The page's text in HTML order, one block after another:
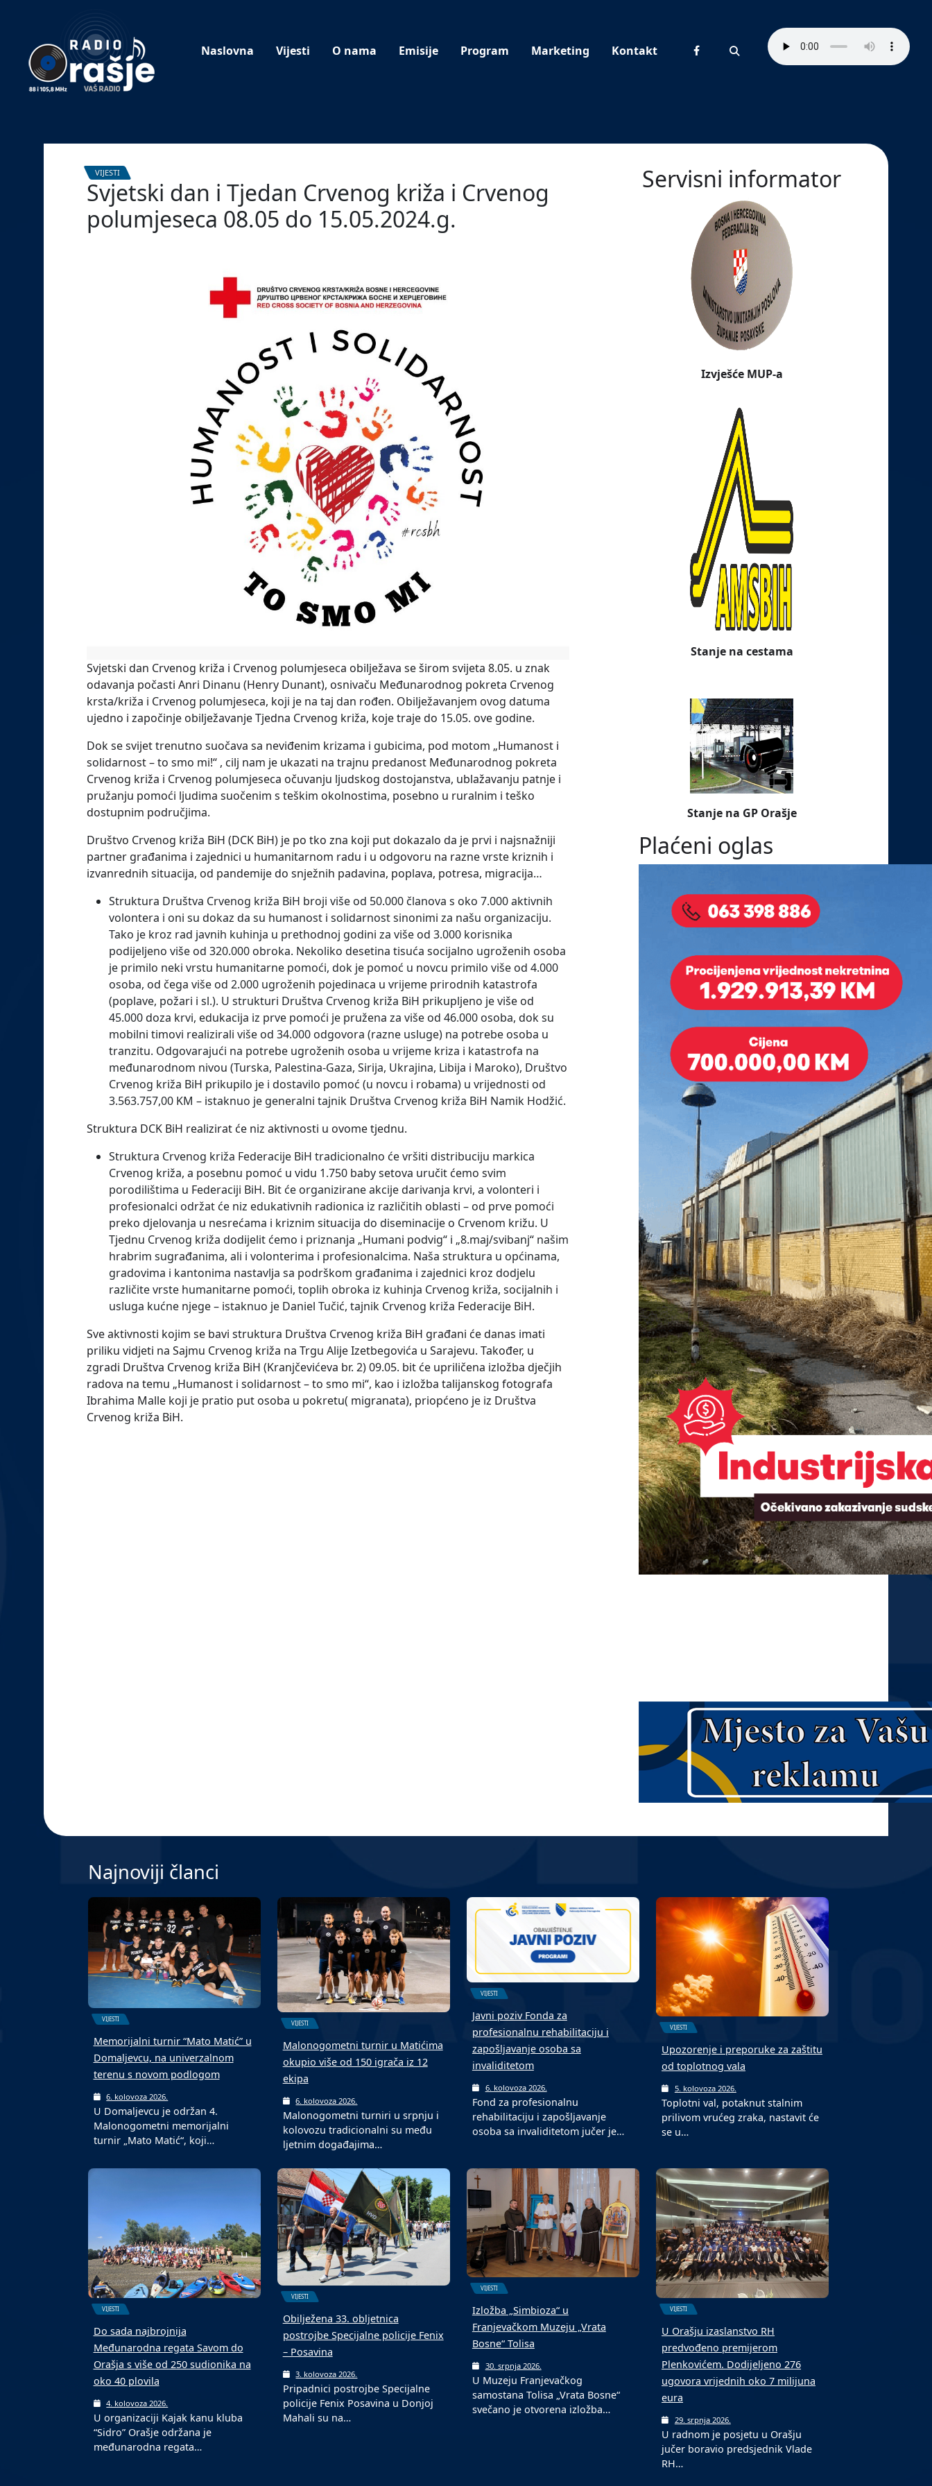
website!
Naslovna Vijesti O nama Emisije Program Marketing Kontakt
VIJESTI
Svjetski dan i Tjedan Crvenog križa i Crvenog
polumjeseca 08.05 do 15.05.2024.g.
Svjetski dan Crvenog križa i Crvenog polumjeseca obilježava se širom svijeta 8.05. u znak
odavanja počasti Anri Dinanu (Henry Dunant), osnivaču Međunarodnog pokreta Crvenog
krsta/križa i Crvenog polumjeseca, koji je na taj dan rođen. Obilježavanjem ovog datuma
ujedno i započinje obilježavanje Tjedna Crvenog križa, koje traje do 15.05. ove godine.
Dok se svijet trenutno suočava sa neviđenim krizama i gubicima, pod motom „Humanost i
solidarnost – to smo mi!“ , cilj nam je ukazati na trajnu predanost Međunarodnog pokreta
Crvenog križa i Crvenog polumjeseca očuvanju ljudskog dostojanstva, ublažavanju patnje i
pružanju pomoći ljudima suočenim s teškim okolnostima, posebno u ruralnim i teško
dostupnim područjima.
Društvo Crvenog križa BiH (DCK BiH) je po tko zna koji put dokazalo da je prvi i najsnažniji
partner građanima i zajednici u humanitarnom radu i u odgovoru na razne vrste kriznih i
izvanrednih situacija, od pandemije do snježnih padavina, poplava, potresa, migracija…
Struktura Društva Crvenog križa BiH broji više od 50.000 članova s oko 7.000 aktivnih
volontera i oni su dokaz da su humanost i solidarnost sinonimi za našu organizaciju.
Tako je kroz rad javnih kuhinja u prethodnoj godini za više od 3.000 korisnika
podijeljeno više od 320.000 obroka. Nekoliko desetina tisuća socijalno ugroženih osoba
je primilo neki vrstu humanitarne pomoći, dok je pomoć u novcu primilo više od 4.000
osoba, od čega više od 2.000 ugroženih pojedinaca u vrijeme prirodnih katastrofa
(poplave, požari i sl.). U strukturi Društva Crvenog križa BiH prikupljeno je više od
45.000 doza krvi, edukacija iz prve pomoći je pružena za više od 46.000 osoba, dok su
mobilni timovi realizirali više od 34.000 odgovora (razne usluge) na potrebe osoba u
tranzitu. Odgovarajući na potrebe ugroženih osoba u vrijeme kriza i katastrofa na
međunarodnom nivou (Turska, Palestina-Gaza, Sirija, Ukrajina, Libija i Maroko), Društvo
Crvenog križa BiH prikupilo je i dostavilo pomoć (u novcu i robama) u vrijednosti od
3.563.757,00 KM – istaknuo je generalni tajnik Društva Crvenog križa BiH Namik Hodžić.
Struktura DCK BiH realizirat će niz aktivnosti u ovome tjednu.
Struktura Crvenog križa Federacije BiH tradicionalno će vršiti distribuciju markica
Crvenog križa, a posebnu pomoć u vidu 1.750 baby setova uručit ćemo svim
porodilištima u Federaciji BiH. Bit će organizirane akcije darivanja krvi, a volonteri i
profesionalci održat će niz edukativnih radionica iz različitih oblasti – od prve pomoći
preko djelovanja u nesrećama i kriznim situacija do diseminacije o Crvenom križu. U
Tjednu Crvenog križa dodijelit ćemo i priznanja „Humani podvig“ i „8.maj/svibanj“ našim
hrabrim sugrađanima, ali i volonterima i profesionalcima. Naša struktura u općinama,
gradovima i kantonima nastavlja sa podrškom građanima i zajednici kroz dodjelu
različite vrste humanitarne pomoći, toplih obroka iz kuhinja Crvenog križa, socijalnih i
usluga kućne njege – istaknuo je Daniel Tučić, tajnik Crvenog križa Federacije BiH.
Sve aktivnosti kojim se bavi struktura Društva Crvenog križa BiH građani će danas imati
priliku vidjeti na Sajmu Crvenog križa na Trgu Alije Izetbegovića u Sarajevu. Također, u
zgradi Društva Crvenog križa BiH (Kranjčevićeva br. 2) 09.05. bit će upriličena izložba dječjih
radova na temu „Humanost i solidarnost – to smo mi“, kao i izložba talijanskog fotografa
Ibrahima Malle koji je pratio put osoba u pokretu( migranata), priopćeno je iz Društva
Crvenog križa BiH.
Servisni informator
Izvješće MUP-a
Stanje na cestama
Stanje na GP Orašje
Plaćeni oglas
Najnoviji članci
VIJESTI
Memorijalni turnir “Mato Matić” u
Malonogometni memorijalni
turnir „Mato Matić“, koji…
VIJESTI
Malonogometni turnir u Matićima
okupio više od 150 igrača iz 12
ekipa
6. kolovoza 2026.
Malonogometni turniri u srpnju i
kolovozu tradicionalni su među
ljetnim događajima…
Javni poziv Fonda za
profesionalnu rehabilitaciju i
invaliditetom
6. kolovoza 2026.
Fond za profesionalnu
rehabilitaciju i zapošljavanje
osoba sa invaliditetom jučer je…
VIJESTI
od toplotnog vala
5. kolovoza 2026.
Toplotni val, potaknut stalnim
prilivom vrućeg zraka, nastavit će
se u…
Do sada najbrojnija
Međunarodna regata Savom do
VIJESTI
Obilježena 33. obljetnica
VIJESTI
Izložba „Simbioza“ u
U Orašju izaslanstvo RH
predvođeno premijerom
Plenkovićem. Dodijeljeno 276